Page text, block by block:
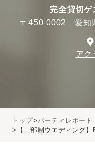
完全貸切ゲ
〒450-0002 愛知
アク
トップ
パーティレポート
【二部制ウエディング